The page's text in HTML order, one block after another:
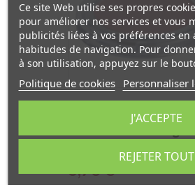
Mallow Rose 5.5g
6,73 €
Ce site Web utilise ses propres
pour améliorer nos services et vous
publicités liées à vos préférences en
habitudes de navigation. Pour
à son utilisation, appuyez sur le
Politique de cookies Personnaliser
REJETER TOUT
J'ACCEPTE